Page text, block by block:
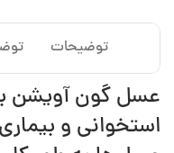
توضیحات
عسل گون‌ آویشن
استخوانی و